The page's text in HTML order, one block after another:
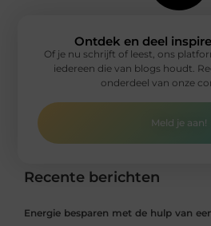
Recente berichten
Energie besparen met de hulp van
Ontdek en deel
Of je nu schrijft of leest, ons
iedereen die van blogs houdt.
onderdeel van onze
Meld je aan!